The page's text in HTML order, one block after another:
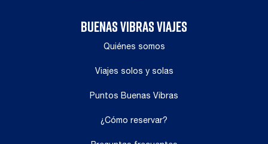
BUENAS VIBRAS VIAJES
Quiénes somos
Viajes solos y solas
Puntos Buenas Vibras
¿Cómo reservar?